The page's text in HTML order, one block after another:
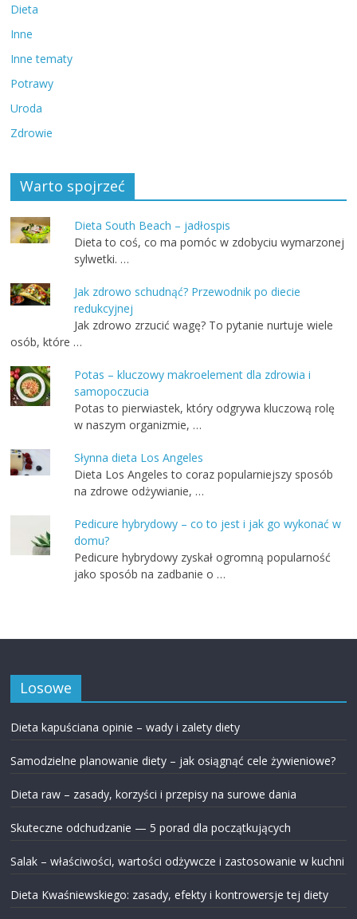
Dieta
Inne
Inne tematy
Potrawy
Uroda
Zdrowie
Warto spojrzeć
Dieta South Beach – jadłospis
Dieta to coś, co ma pomóc w zdobyciu wymarzonej
sylwetki. …
Jak zdrowo schudnąć? Przewodnik po diecie
redukcyjnej
Jak zdrowo zrzucić wagę? To pytanie nurtuje wiele
osób, które …
Potas – kluczowy makroelement dla zdrowia i
samopoczucia
Potas to pierwiastek, który odgrywa kluczową rolę
w naszym organizmie, …
Słynna dieta Los Angeles
Dieta Los Angeles to coraz popularniejszy sposób
na zdrowe odżywianie, …
Pedicure hybrydowy – co to jest i jak go wykonać w
domu?
Pedicure hybrydowy zyskał ogromną popularność
jako sposób na zadbanie o …
Losowe
Dieta kapuściana opinie – wady i zalety diety
Samodzielne planowanie diety – jak osiągnąć cele żywieniowe?
Dieta raw – zasady, korzyści i przepisy na surowe dania
Skuteczne odchudzanie — 5 porad dla początkujących
Salak – właściwości, wartości odżywcze i zastosowanie w kuchni
Dieta Kwaśniewskiego: zasady, efekty i kontrowersje tej diety